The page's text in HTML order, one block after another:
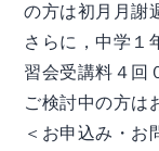
の方は初月月謝
さらに，中学１
習会受講料４回
ご検討中の方は
＜お申込み・お